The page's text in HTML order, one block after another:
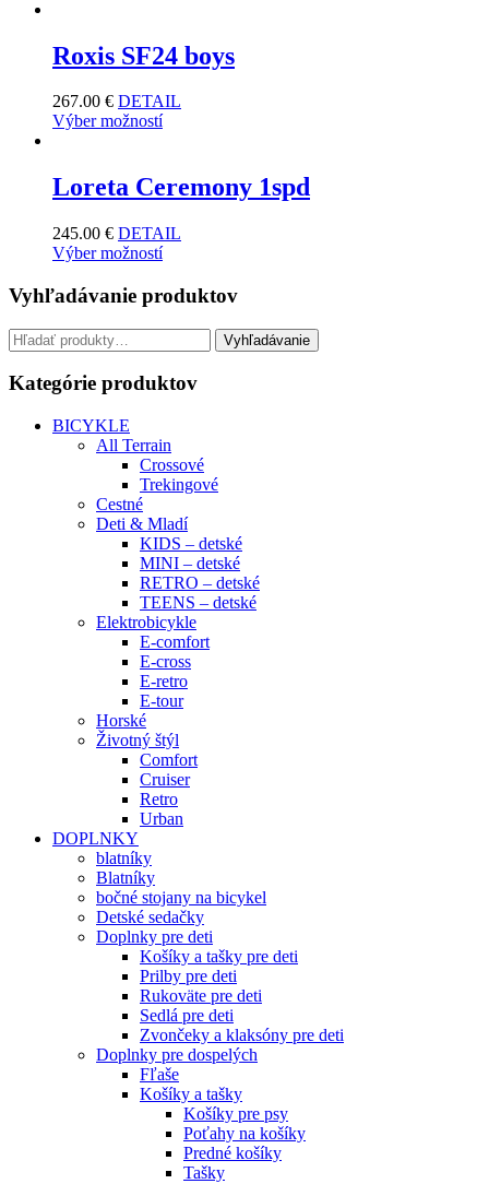
Roxis SF24 boys
267.00 € DETAIL
Výber možností
Loreta Ceremony 1spd
245.00 € DETAIL
Výber možností
Vyhľadávanie produktov
Hľadať: Vyhľadávanie
Kategórie produktov
BICYKLE
All Terrain
Crossové
Trekingové
Cestné
Deti & Mladí
KIDS – detské
MINI – detské
RETRO – detské
TEENS – detské
Elektrobicykle
E-comfort
E-cross
E-retro
E-tour
Horské
Životný štýl
Comfort
Cruiser
Retro
Urban
DOPLNKY
blatníky
Blatníky
bočné stojany na bicykel
Detské sedačky
Doplnky pre deti
Košíky a tašky pre deti
Prilby pre deti
Rukoväte pre deti
Sedlá pre deti
Zvončeky a klaksóny pre deti
Doplnky pre dospelých
Fľaše
Košíky a tašky
Košíky pre psy
Poťahy na košíky
Predné košíky
Tašky